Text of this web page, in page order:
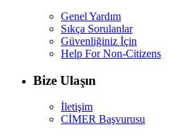
Genel Yardım
Sıkça Sorulanlar
Güvenliğiniz İçin
Help For Non-Citizens
Bize Ulaşın
İletişim
CİMER Başvurusu